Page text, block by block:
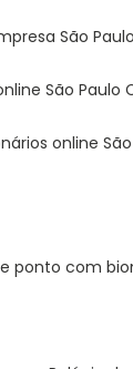
São
São Paulo
online
ponto com